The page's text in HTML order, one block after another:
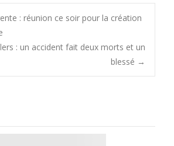
: réunion ce soir pour la création
: un accident fait deux morts et un
blessé →